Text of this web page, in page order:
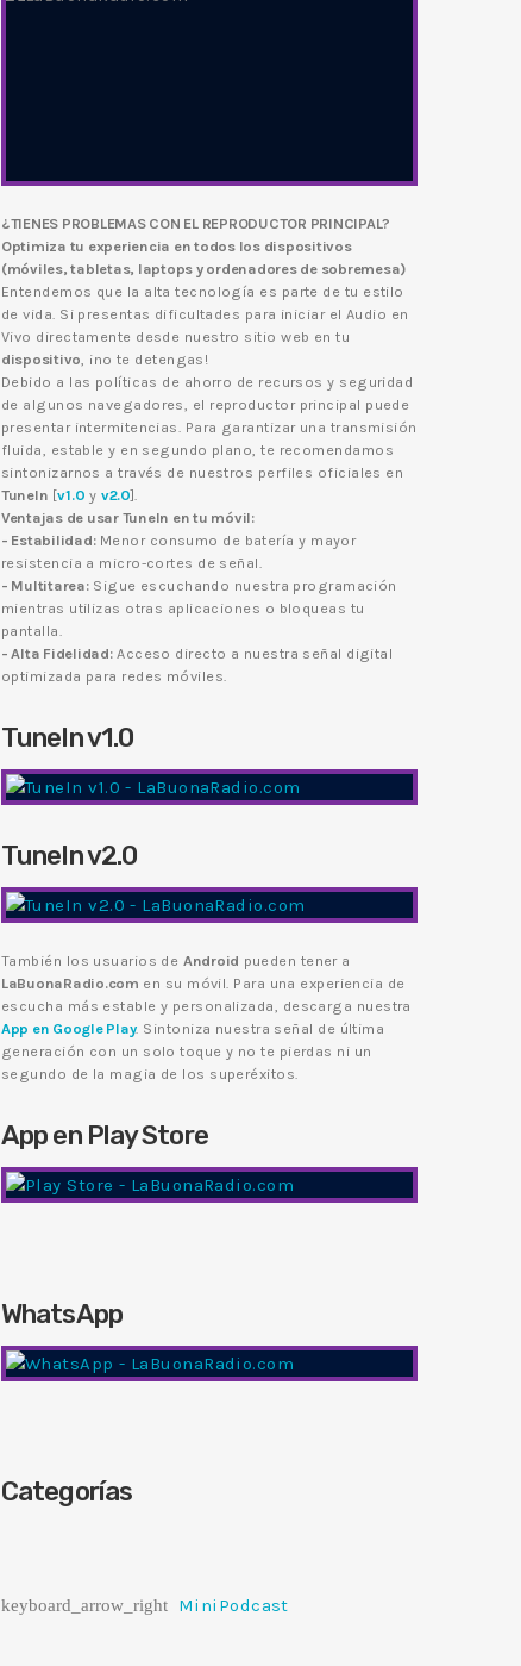
¿TIENES PROBLEMAS CON EL REPRODUCTOR PRINCIPAL?
Optimiza tu experiencia en todos los dispositivos
(móviles, tabletas, laptops y ordenadores de sobremesa)
Entendemos que la alta tecnología es parte de tu estilo
de vida. Si presentas dificultades para iniciar el Audio en
Vivo directamente desde nuestro sitio web en tu
dispositivo , ¡no te detengas!
Debido a las políticas de ahorro de recursos y seguridad
de algunos navegadores, el reproductor principal puede
presentar intermitencias. Para garantizar una transmisión
fluida, estable y en segundo plano, te recomendamos
sintonizarnos a través de nuestros perfiles oficiales en
TuneIn [v1.0 y v2.0].
Ventajas de usar TuneIn en tu móvil:
- Estabilidad:Menor consumo de batería y mayor
resistencia a micro-cortes de señal.
- Multitarea:Sigue escuchando nuestra programación
mientras utilizas otras aplicaciones o bloqueas tu
pantalla.
- Alta Fidelidad:Acceso directo a nuestra señal digital
optimizada para redes móviles.
TuneIn v1.0
TuneIn v2.0
También los usuarios de Android pueden tener a
LaBuonaRadio.com en su móvil. Para una experiencia de
escucha más estable y personalizada, descarga nuestra
App en Google Play. Sintoniza nuestra señal de última
generación con un solo toque y no te pierdas ni un
segundo de la magia de los superéxitos.
App en Play Store
WhatsApp
Categorías
MiniPodcast